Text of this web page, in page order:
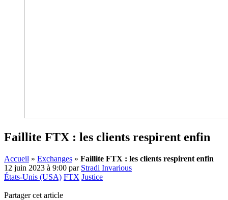
Faillite FTX : les clients respirent enfin
Accueil » Exchanges » Faillite FTX : les clients respirent enfin
12 juin 2023 à 9:00 par Stradi Invarious
États-Unis (USA) FTX Justice
Partager cet article